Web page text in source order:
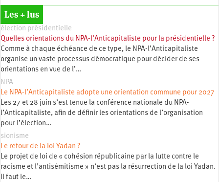
Les + lus
élection présidentielle
Quelles orientations du NPA-l’Anticapitaliste pour la présidentielle ?
Comme à chaque échéance de ce type, le NPA-l’Anticapitaliste
organise un vaste processus démocratique pour décider de ses
orientations en vue de l’…
NPA
Le NPA-l’Anticapitaliste adopte une orientation commune pour 2027
Les 27 et 28 juin s’est tenue la conférence nationale du NPA-
l’Anticapitaliste, afin de définir les orientations de l’organisation
pour l’élection…
sionisme
Le retour de la loi Yadan ?
Le projet de loi de « cohésion républicaine par la lutte contre le
racisme et l’antisémitisme » n’est pas la résurrection de la loi Yadan.
Il faut le…